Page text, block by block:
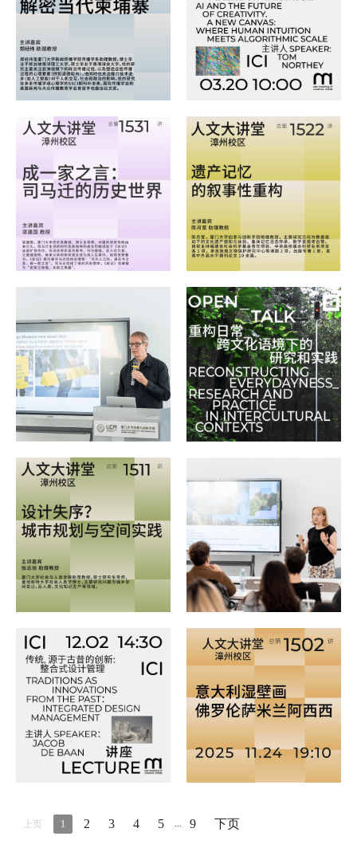
上页 1 2 3 4 5 9 下页